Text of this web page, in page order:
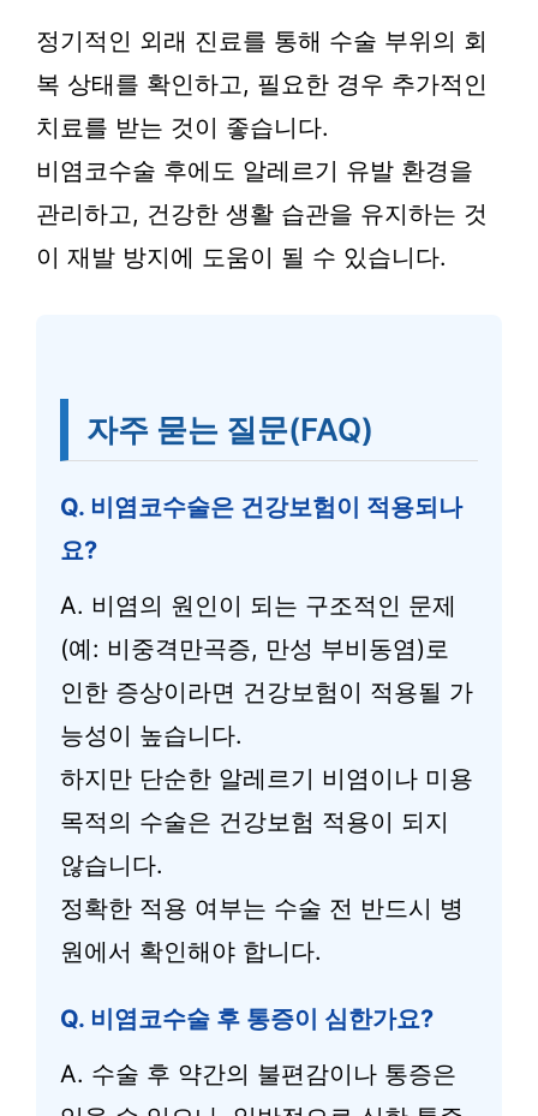
정기적인 외래 진료를 통해 수술 부위의 회
복 상태를 확인하고, 필요한 경우 추가적인
치료를 받는 것이 좋습니다.
비염코수술 후에도 알레르기 유발 환경을
관리하고, 건강한 생활 습관을 유지하는 것
이 재발 방지에 도움이 될 수 있습니다.
자주 묻는 질문(FAQ)
Q. 비염코수술은 건강보험이 적용되나
요?
A. 비염의 원인이 되는 구조적인 문제
(예: 비중격만곡증, 만성 부비동염)로
인한 증상이라면 건강보험이 적용될 가
능성이 높습니다.
하지만 단순한 알레르기 비염이나 미용
목적의 수술은 건강보험 적용이 되지
않습니다.
정확한 적용 여부는 수술 전 반드시 병
원에서 확인해야 합니다.
Q. 비염코수술 후 통증이 심한가요?
A. 수술 후 약간의 불편감이나 통증은